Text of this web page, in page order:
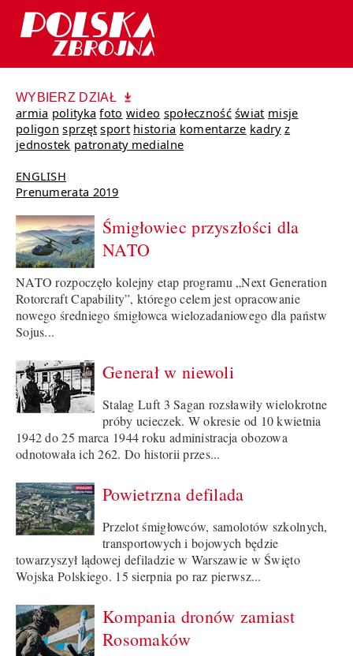
WYBIERZ DZIAŁ
armia polityka foto wideo społeczność świat misje
poligon sprzęt sport historia komentarze kadry z
jednostek patronaty medialne
ENGLISH
Prenumerata 2019
Śmigłowiec przyszłości dla
NATO
NATO rozpoczęło kolejny etap programu „Next Generation
Rotorcraft Capability”, którego celem jest opracowanie
nowego średniego śmigłowca wielozadaniowego dla państw
Sojus...
Generał w niewoli
Stalag Luft 3 Sagan rozsławiły wielokrotne
próby ucieczek. W okresie od 10 kwietnia
1942 do 25 marca 1944 roku administracja obozowa
odnotowała ich 262. Do historii przes...
Powietrzna defilada
Przelot śmigłowców, samolotów szkolnych,
transportowych i bojowych będzie
towarzyszył lądowej defiladzie w Warszawie w Święto
Wojska Polskiego. 15 sierpnia po raz pierwsz...
Kompania dronów zamiast
Rosomaków